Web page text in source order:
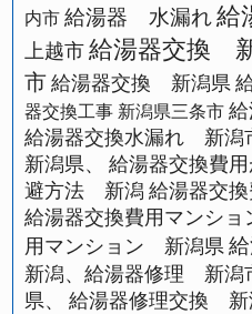
内市 給湯器 水漏れ 給
上越市 給湯器交換
市 給湯器交換 新潟県
器交換工事 新潟県三条市
給湯器交換水漏れ 新潟
新潟県、
給湯器交換費
避方法 新潟 給湯器交
給湯器交換費用マンシ
用マンション 新潟県
新潟、給湯器修理 新
県、
給湯器修理交換 新